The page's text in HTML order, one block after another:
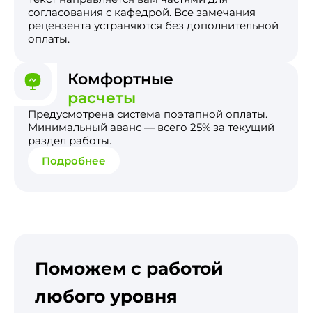
согласования с кафедрой. Все замечания
рецензента устраняются без дополнительной
оплаты.
Комфортные
расчеты
Предусмотрена система поэтапной оплаты.
Минимальный аванс — всего 25% за текущий
раздел работы.
Подробнее
Поможем с работой
любого уровня